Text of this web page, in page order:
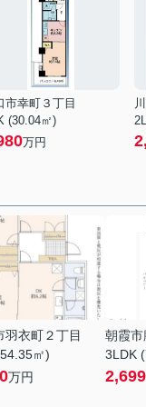
市幸町３丁目
(30.04㎡)
万円
羽衣町２丁目
㎡)
万円
朝霞市
3LDK
2,699